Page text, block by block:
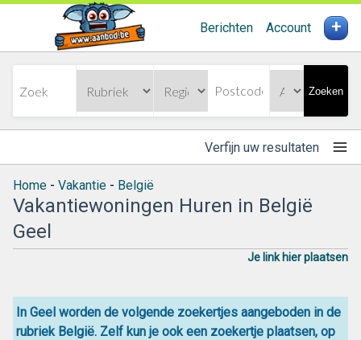
Berichten Account +
Zoeken
Verfijn uw resultaten
Home - Vakantie - België
Vakantiewoningen Huren in België
Geel
Je link hier plaatsen
In Geel worden de volgende zoekertjes aangeboden in de
rubriek België. Zelf kun je ook een zoekertje plaatsen, op